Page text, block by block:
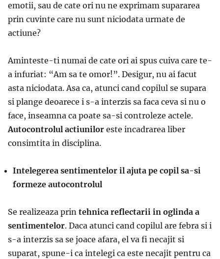
emotii, sau de cate ori nu ne exprimam supararea
prin cuvinte care nu sunt niciodata urmate de
actiune?
Aminteste-ti numai de cate ori ai spus cuiva care te-
a infuriat: “Am sa te omor!”. Desigur, nu ai facut
asta niciodata. Asa ca, atunci cand copilul se supara
si plange deoarece i s-a interzis sa faca ceva si nu o
face, inseamna ca poate sa-si controleze actele.
Autocontrolul actiunilor este incadrarea liber
consimtita in disciplina.
Intelegerea sentimentelor il ajuta pe copil sa-si
formeze autocontrolul
Se realizeaza prin tehnica reflectarii in oglinda a
sentimentelor. Daca atunci cand copilul are febra si i
s-a interzis sa se joace afara, el va fi necajit si
suparat, spune-i ca intelegi ca este necajit pentru ca